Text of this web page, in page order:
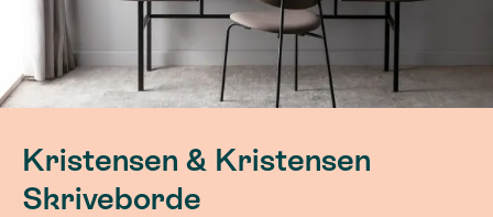
Kristensen & Kristensen
Skriveborde